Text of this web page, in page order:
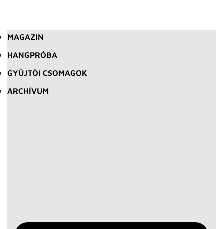
MAGAZIN
HANGPRÓBA
GYŰJTŐI CSOMAGOK
ARCHÍVUM